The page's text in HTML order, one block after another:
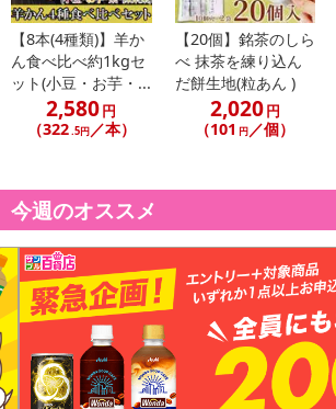
注意事項
【賞味・消費期限のある商品について】
商品到着時点でのお日持ち期間は、配送日数
のでご了承ください。
※お申込み後のキャンセルはお受けできません
記載されている内容を必ずご確認いただき、お
にご納得いただきましたうえでお申し込みく
※パッケージ変更や商品リニューアル（成分な
参考の掲載画像や画像内のバーコードなど、お
る場合がございます。
また、[新たな加工食品の原料原産地表示制度]
了により、商品詳細内に記載の原産国・原材料
合がございます。
【8本(4種類)】羊か
ん食べ比べ約1kgセ
ット(小豆・お芋・...
2,580円
（322.5円／本）
【20個】銘茶のしら
べ 抹茶を練り込ん
だ餅生地(粒あん )
2,020円
（101 円／個）
今週のオススメ